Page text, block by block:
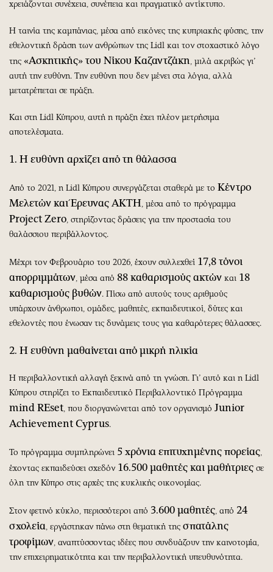
χρειάζονται συνέχεια, συνέπεια και πραγματικό αντίκτυπο.
Η ταινία της καμπάνιας, μέσα από εικόνες της κυπριακής φύσης, την
εθελοντική δράση των ανθρώπων της Lidl και τον στοχαστικό λόγο
της «Ασκητικής» του Νίκου Καζαντζάκη, μιλά ακριβώς γι’
αυτή την ευθύνη. Την ευθύνη που δεν μένει στα λόγια, αλλά
μετατρέπεται σε πράξη.
Και στη Lidl Κύπρου, αυτή η πράξη έχει πλέον μετρήσιμα
αποτελέσματα.
1. Η ευθύνη αρχίζει από τη θάλασσα
Από το 2021, η Lidl Κύπρου συνεργάζεται σταθερά με το Κέντρο
Μελετών και Έρευνας ΑΚΤΗ, μέσα από το πρόγραμμα
Project Zero, στηρίζοντας δράσεις για την προστασία του
θαλάσσιου περιβάλλοντος.
Μέχρι τον Φεβρουάριο του 2026, έχουν συλλεχθεί 17,8 τόνοι
απορριμμάτων, μέσα από 88 καθαρισμούς ακτών και 18
καθαρισμούς βυθών. Πίσω από αυτούς τους αριθμούς
υπάρχουν άνθρωποι, ομάδες, μαθητές, εκπαιδευτικοί, δύτες και
εθελοντές που ένωσαν τις δυνάμεις τους για καθαρότερες θάλασσες.
2. Η ευθύνη μαθαίνεται από μικρή ηλικία
Η περιβαλλοντική αλλαγή ξεκινά από τη γνώση. Γι’ αυτό και η Lidl
Κύπρου στηρίζει το Εκπαιδευτικό Περιβαλλοντικό Πρόγραμμα
mind REset, που διοργανώνεται από τον οργανισμό Junior
Achievement Cyprus.
Το πρόγραμμα συμπληρώνει 5 χρόνια επιτυχημένης πορείας,
έχοντας εκπαιδεύσει σχεδόν 16.500 μαθητές και μαθήτριες σε
όλη την Κύπρο στις αρχές της κυκλικής οικονομίας.
Στον φετινό κύκλο, περισσότεροι από 3.600 μαθητές, από 24
σχολεία, εργάστηκαν πάνω στη θεματική της σπατάλης
τροφίμων, αναπτύσσοντας ιδέες που συνδυάζουν την καινοτομία,
την επιχειρηματικότητα και την περιβαλλοντική υπευθυνότητα.